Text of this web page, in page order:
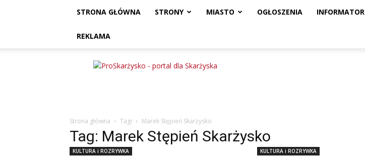
STRONA GŁÓWNA STRONY MIASTO OGŁOSZENIA INFORMATOR
REKLAMA
ProSkarżysko
Strona główna Tagi Marek Stępień Skarżysko
Tag: Marek Stępień Skarżysko
KULTURA i ROZRYWKA KULTURA i ROZRYWKA